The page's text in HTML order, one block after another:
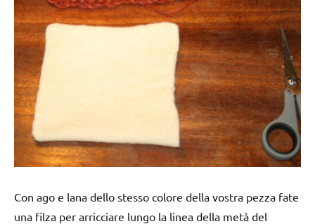
Con ago e lana dello stesso colore della vostra pezza fate
una filza per arricciare lungo la linea della metà del